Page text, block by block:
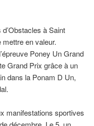
à Saint
en valeur.
Poney Un Grand
Grand Prix grâce à un
dans la Ponam D Un,
manifestations sportives